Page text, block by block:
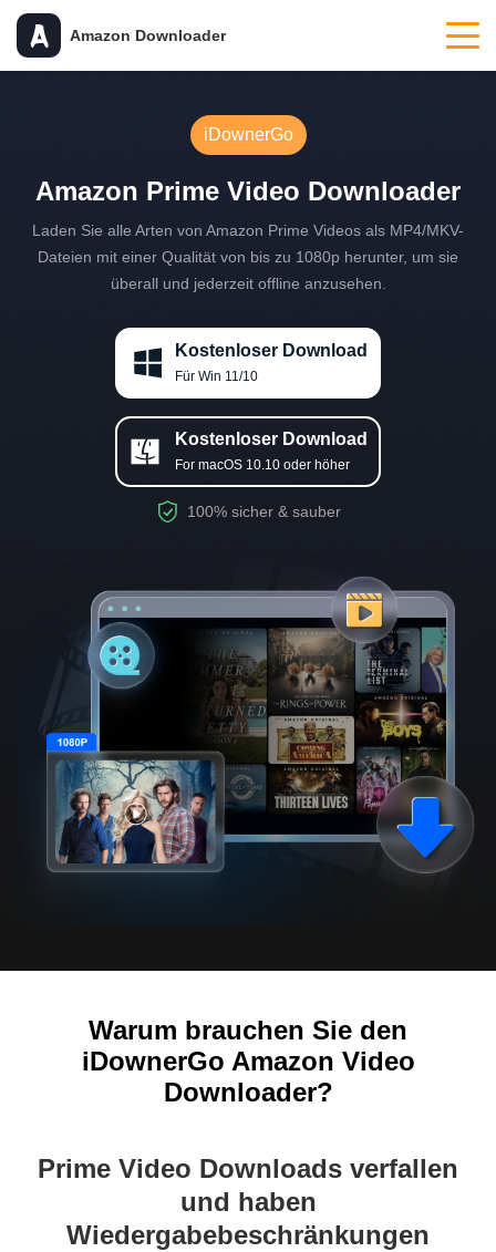
Amazon Downloader
iDownerGo
Amazon Prime Video Downloader
Laden Sie alle Arten von Amazon Prime Videos als MP4/MKV-
Dateien mit einer Qualität von bis zu 1080p herunter, um sie
überall und jederzeit offline anzusehen.
Kostenloser Download
Für Win 11/10
Kostenloser Download
For macOS 10.10 oder höher
100% sicher & sauber
Warum brauchen Sie den
iDownerGo Amazon Video
Downloader?
Prime Video Downloads verfallen
und haben
Wiedergabebeschränkungen